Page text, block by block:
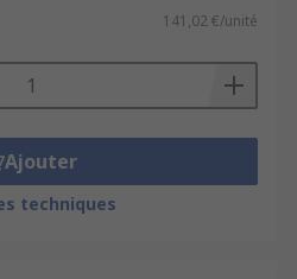
141,02 €/unité
Ajouter
techniques